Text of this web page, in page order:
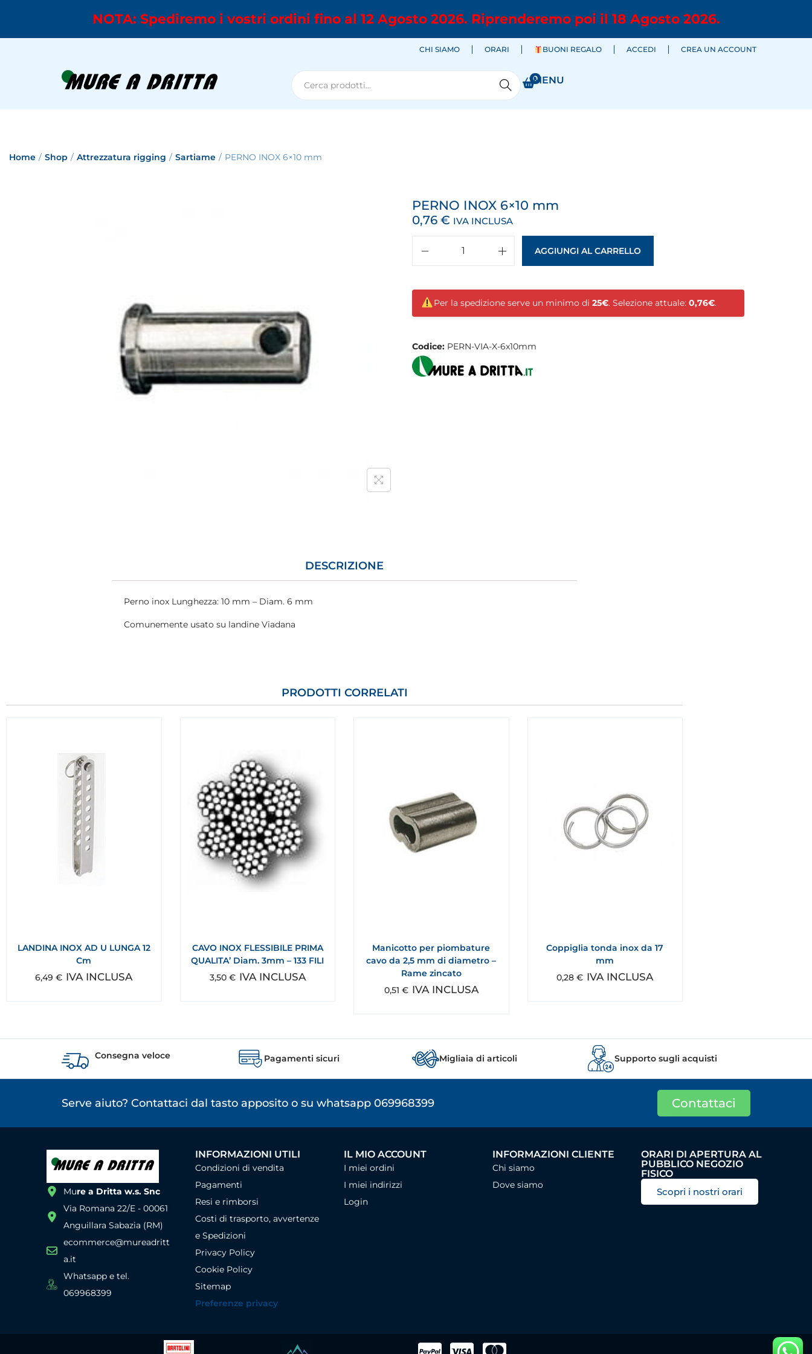
NOTA: Spediremo i vostri ordini fino al 12 Agosto 2026. Riprenderemo poi il 18 Agosto 2026.
CHI SIAMO ORARI BUONI REGALO ACCEDI CREA UN ACCOUNT
Cerca
0
MENU
Home / Shop / Attrezzatura rigging / Sartiame / PERNO INOX 6×10 mm
PERNO INOX 6×10 mm
0,76 € IVA INCLUSA
AGGIUNGI AL CARRELLO
Per la spedizione serve un minimo di 25€. Selezione attuale: 0,76€.
Codice: PERN-VIA-X-6x10mm
DESCRIZIONE
Perno inox Lunghezza: 10 mm – Diam. 6 mm
Comunemente usato su landine Viadana
PRODOTTI CORRELATI
LANDINA INOX AD U LUNGA 12
Cm
6,49€ IVA INCLUSA
CAVO INOX FLESSIBILE PRIMA
QUALITA’ Diam. 3mm – 133 FILI
3,50 € IVA INCLUSA
Manicotto per piombature
cavo da 2,5 mm di diametro –
Rame zincato
0,51 € IVA INCLUSA
Coppiglia tonda inox da 17
mm
0,28€ IVA INCLUSA
Consegna veloce Pagamenti sicuri Migliaia di articoli Supporto sugli acquisti
Serve aiuto? Contattaci dal tasto apposito o su whatsapp 069968399 Contattaci
Mure a Dritta w.s. Snc
Via Romana 22/E - 00061
Anguillara Sabazia (RM)
ecommerce@mureadritt
a.it
Whatsapp e tel.
069968399
INFORMAZIONI UTILI
Condizioni di vendita
Pagamenti
Resi e rimborsi
Costi di trasporto, avvertenze
e Spedizioni
Privacy Policy
Cookie Policy
Sitemap
Preferenze privacy
IL MIO ACCOUNT
I miei ordini
I miei indirizzi
Login
INFORMAZIONI CLIENTE
Chi siamo
Dove siamo
ORARI DI APERTURA AL
PUBBLICO NEGOZIO
FISICO
Scopri i nostri orari